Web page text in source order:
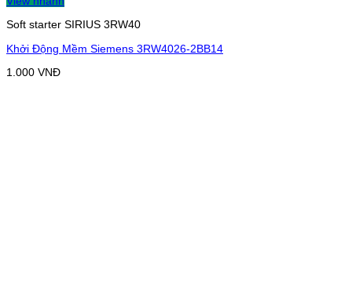
Soft starter SIRIUS 3RW40
Khởi Động Mềm Siemens 3RW4026-2BB14
1.000 VNĐ